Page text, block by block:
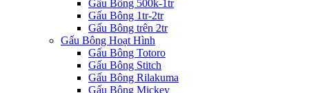
Gấu Bông 500k-1tr
Gấu Bông 1tr-2tr
Gấu Bông trên 2tr
Gấu Bông Hoạt Hình
Gấu Bông Totoro
Gấu Bông Stitch
Gấu Bông Rilakuma
Gấu Bông Mickey